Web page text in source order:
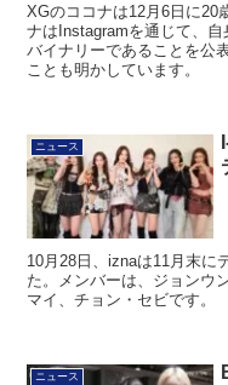
XGのココナは12月6日に20
ナはInstagramを通じて、
バイナリーであることを公
ことも明かしています。
ニュース
10月28日、iznaは11月末に
た。メンバーは、ジョンウ
マイ、チョン・セビです。
ニュース